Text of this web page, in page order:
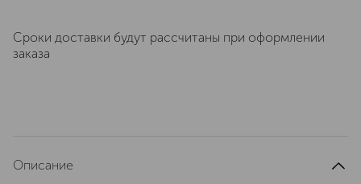
Сроки доставки будут рассчитаны при оформлении
заказа
Описание